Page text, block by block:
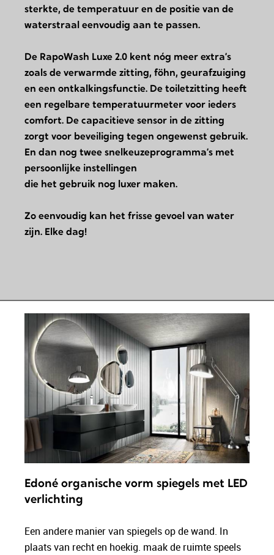
sterkte, de temperatuur en de positie van de
waterstraal eenvoudig aan te passen.
De RapoWash Luxe 2.0 kent nóg meer extra’s
zoals de verwarmde zitting, föhn, geurafzuiging
en een ontkalkingsfunctie. De toiletzitting heeft
een regelbare temperatuurmeter voor ieders
comfort. De capacitieve sensor in de zitting
zorgt voor beveiliging tegen ongewenst gebruik.
En dan nog twee snelkeuzeprogramma’s met
persoonlijke instellingen
die het gebruik nog luxer maken.
Zo eenvoudig kan het frisse gevoel van water
zijn. Elke dag!
Edoné organische vorm spiegels met LED
verlichting
Een andere manier van spiegels op de wand. In
plaats van recht en hoekig. maak de ruimte speels